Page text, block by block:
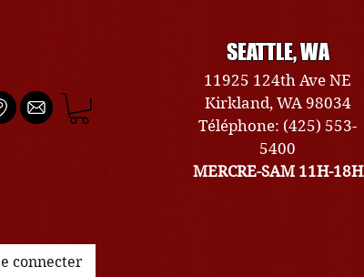
SEATTLE, WA
11925 124th Ave NE
Kirkland, WA 98034
Téléphone: (425) 553-
5400
MERCRE-SAM 11H-18H
connecter